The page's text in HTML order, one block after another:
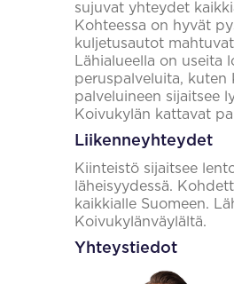
sujuvat yhteydet
Kohteessa on hyvät
kuljetusautot
Lähialueella on
peruspalveluita, kuten
palveluineen sijaitsee
Koivukylän kattavat
Liikenneyhteydet
Kiinteistö sijaitsee
läheisyydessä.
kaikkialle Suomeen.
Koivukylänväylältä.
Yhteystiedot